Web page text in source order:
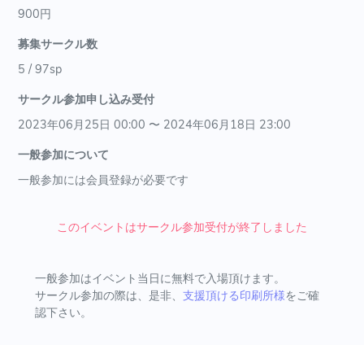
900円
募集サークル数
5 / 97sp
サークル参加申し込み受付
2023年06月25日 00:00 〜 2024年06月18日 23:00
一般参加について
一般参加には会員登録が必要です
このイベントはサークル参加受付が終了しました
一般参加はイベント当日に無料で入場頂けます。
サークル参加の際は、是非、 支援頂ける印刷所様をご確
認下さい。